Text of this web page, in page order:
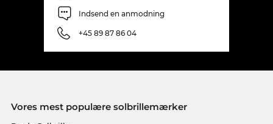
Indsend en anmodning
+45 89 87 86 04
Vores mest populære solbrillemærker